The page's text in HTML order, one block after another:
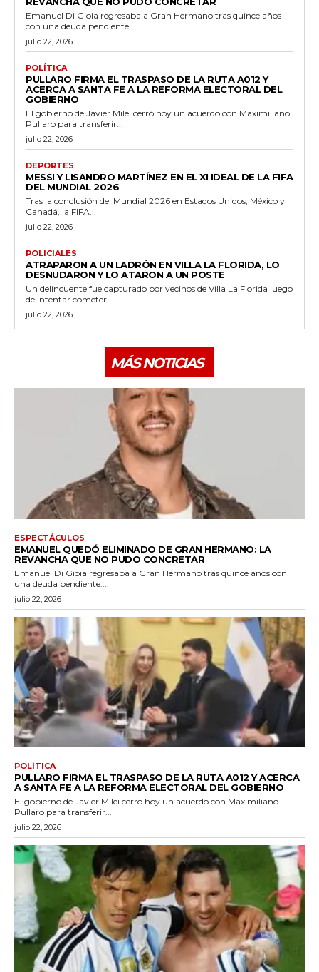
Emanuel Di Gioia regresaba a Gran Hermano tras quince años
con una deuda pendiente....
julio 22, 2026
POLÍTICA
PULLARO FIRMA EL TRASPASO DE LA RUTA A012 Y
ACERCA A SANTA FE A LA REFORMA ELECTORAL DEL
GOBIERNO
El gobierno de Javier Milei cerró hoy un acuerdo con Maximiliano
Pullaro para transferir...
julio 22, 2026
DEPORTES
MESSI Y LISANDRO MARTÍNEZ EN EL XI IDEAL DE LA FIFA
DEL MUNDIAL 2026
Tras la conclusión del Mundial 2026 en Estados Unidos, México y
Canadá, la FIFA...
julio 22, 2026
POLICIALES
ATRAPARON A UN LADRÓN EN VILLA LA FLORIDA, LO
DESNUDARON Y LO ATARON A UN POSTE
Un delincuente fue capturado por vecinos de Villa La Florida luego
de intentar cometer...
julio 22, 2026
MÁS NOTICIAS
ESPECTÁCULOS
EMANUEL QUEDÓ ELIMINADO DE GRAN HERMANO: LA
REVANCHA QUE NO PUDO CONCRETAR
Emanuel Di Gioia regresaba a Gran Hermano tras quince años con
una deuda pendiente....
julio 22, 2026
POLÍTICA
PULLARO FIRMA EL TRASPASO DE LA RUTA A012 Y ACERCA
A SANTA FE A LA REFORMA ELECTORAL DEL GOBIERNO
El gobierno de Javier Milei cerró hoy un acuerdo con Maximiliano
Pullaro para transferir...
julio 22, 2026